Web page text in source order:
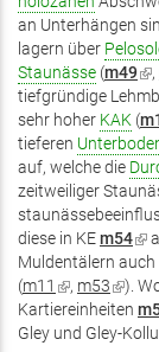
an Unterhängen
lagern über
Staunässe (m49
ist
,
tiefgründige
sehr hoher KAK (
tieferen
auf, welche die
zeitweiliger
diese in KEm54
ist
Muldentälern
(m11 (Link
ist
extern)
, m53(Link
ist
).
Kartiereinheiten
Gley und Gley-